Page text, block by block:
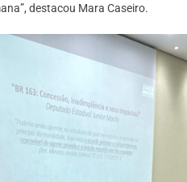
destacou Mara Caseiro.